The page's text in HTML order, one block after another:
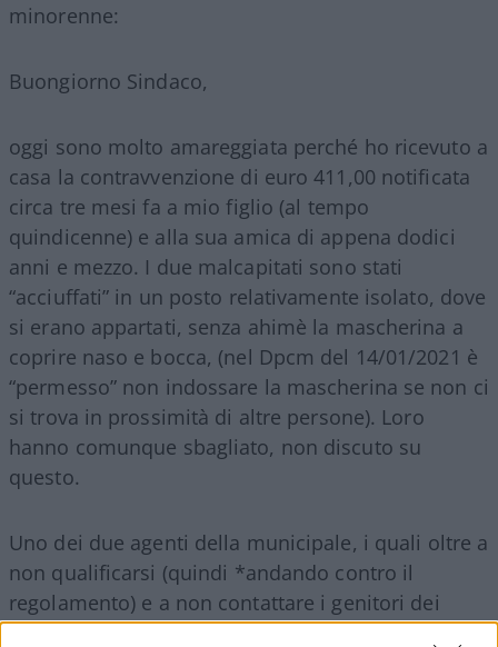
minorenne:
Buongiorno Sindaco,
oggi sono molto amareggiata perché ho ricevuto a
casa la contravvenzione di euro 411,00 notificata
circa tre mesi fa a mio figlio (al tempo
quindicenne) e alla sua amica di appena dodici
anni e mezzo. I due malcapitati sono stati
“acciuffati” in un posto relativamente isolato, dove
si erano appartati, senza ahimè la mascherina a
coprire naso e bocca, (nel Dpcm del 14/01/2021 è
“permesso” non indossare la mascherina se non ci
si trova in prossimità di altre persone). Loro
hanno comunque sbagliato, non discuto su
questo.
Uno dei due agenti della municipale, i quali oltre a
non qualificarsi (quindi *andando contro il
regolamento) e a non contattare i genitori dei
minorenni (*), indossava la mascherina a naso